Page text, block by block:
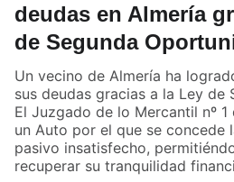
deudas en Almería
de Segunda
Un vecino de Almería ha
sus deudas gracias a la Ley de
El Juzgado de lo Mercantil nº
un Auto por el que se concede
pasivo insatisfecho,
recuperar su tranquilidad